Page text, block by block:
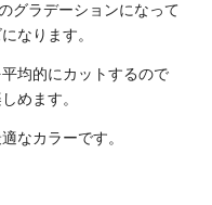
グラデーションになって
なります。
均的にカットするので
めます。
なカラーです。